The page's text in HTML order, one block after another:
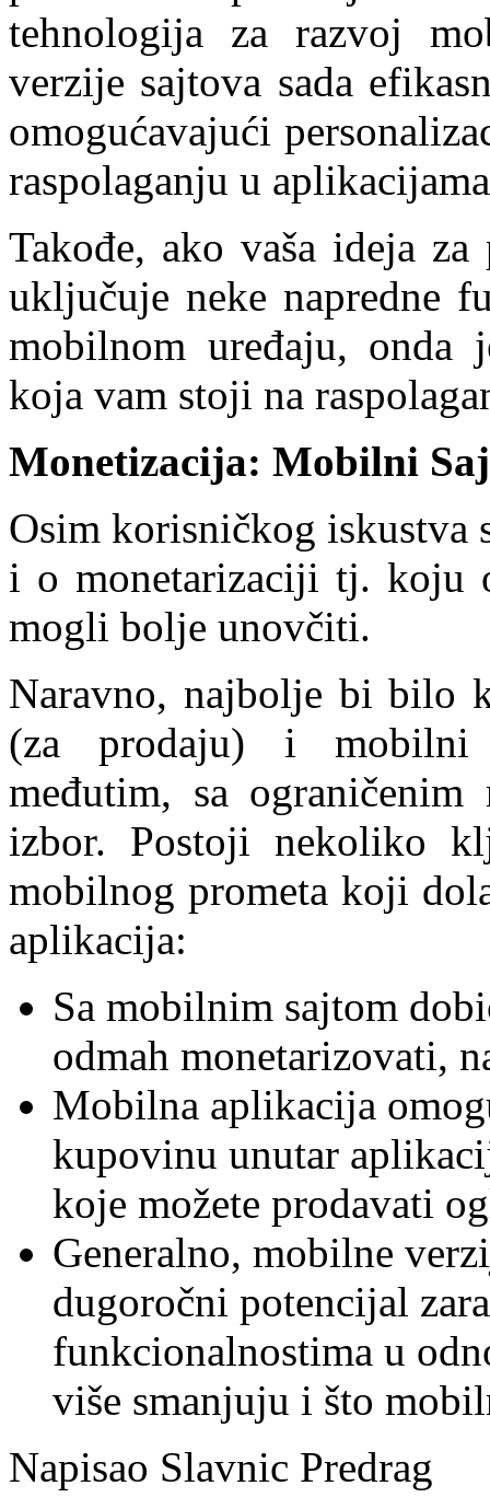
tehnologija za razvoj
verzije sajtova sada
omogućavajući
raspolaganju u
Takođe, ako vaša ideja
uključuje neke napredne
mobilnom uređaju, onda
koja vam stoji na
Monetizacija: Mobilni
Osim korisničkog iskustva
i o monetarizaciji tj. koju
mogli bolje unovčiti.
Naravno, najbolje bi bilo
(za prodaju) i mobilni
međutim, sa
izbor. Postoji nekoliko
mobilnog prometa koji
aplikacija:
Sa mobilnim sajtom
odmah monetarizovati,
Mobilna aplikacija
kupovinu unutar
koje možete prodavati
Generalno, mobilne
dugoročni potencijal
funkcionalnostima u
više smanjuju i što
Napisao Slavnic Predrag